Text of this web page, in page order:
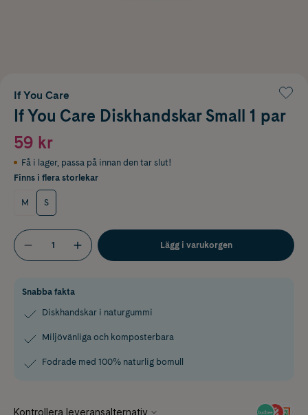
If You Care
If You Care Diskhandskar Small 1 par
59 kr
Få i lager, passa på innan den tar slut!
Finns i flera storlekar
M S
Lägg i varukorgen
Snabba fakta
Diskhandskar i naturgummi
Miljövänliga och komposterbara
Fodrade med 100% naturlig bomull